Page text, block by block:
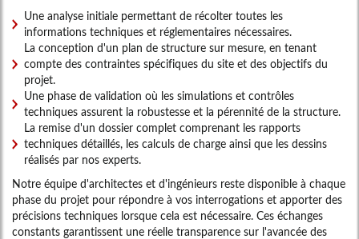
Une analyse initiale permettant de récolter toutes les
informations techniques et réglementaires nécessaires.
La conception d'un plan de structure sur mesure, en tenant
compte des contraintes spécifiques du site et des objectifs du
projet.
Une phase de validation où les simulations et contrôles
techniques assurent la robustesse et la pérennité de la structure.
La remise d'un dossier complet comprenant les rapports
techniques détaillés, les calculs de charge ainsi que les dessins
réalisés par nos experts.
Notre équipe d'architectes et d'ingénieurs reste disponible à chaque
phase du projet pour répondre à vos interrogations et apporter des
précisions techniques lorsque cela est nécessaire. Ces échanges
constants garantissent une réelle transparence sur l'avancée des